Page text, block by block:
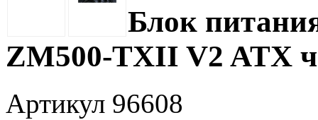
Блок
ZM500-TXII V2 ATX
Артикул 96608